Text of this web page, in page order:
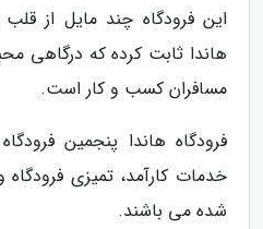
این فرودگاه چند مایل از
هاندا ثابت کرده که درگاهی
مسافران کسب و کار است.
فرودگاه هاندا پنجمین
خدمات کارآمد، تمیزی
شده می باشند.